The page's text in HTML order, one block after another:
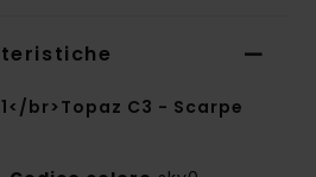
br>Topaz C3 - Scarpe